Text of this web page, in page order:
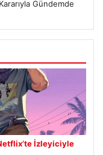
Gündemde
İzleyiciyle